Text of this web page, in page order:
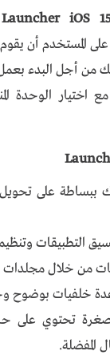
Launcher iOS
المستخدم أن
أجل البدء
الوحدة
على تحويل
التطبيقات
من خلال
خلفيات بوضوح
تحتوي على
المفضلة.